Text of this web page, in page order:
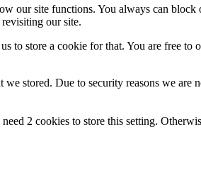
our site functions. You always can
our site.
store a cookie for that. You are free to
stored. Due to security reasons we are
2 cookies to store this setting.